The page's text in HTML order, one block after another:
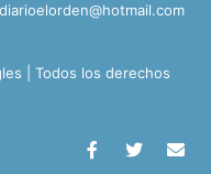
diarioelorden@hotmail.com
| Todos los derechos